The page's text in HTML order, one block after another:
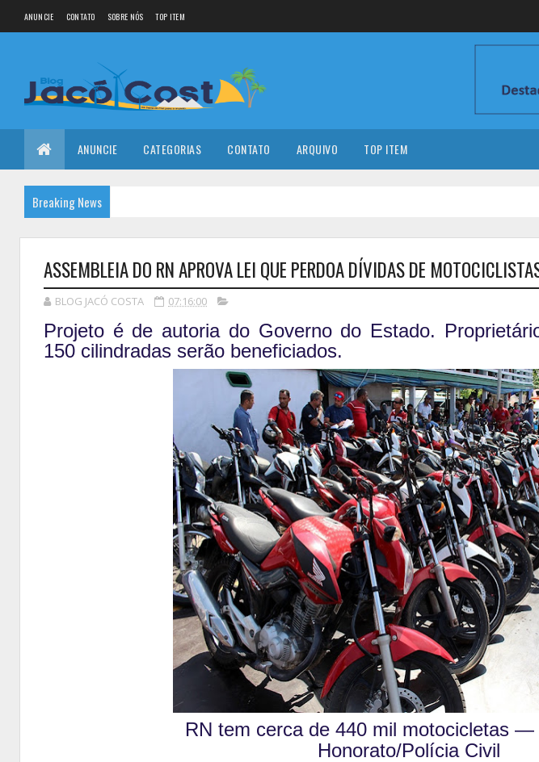
ANUNCIE CONTATO SOBRE NÓS TOP ITEM
ANUNCIE CATEGORIAS CONTATO ARQUIVO TOP ITEM
Breaking News
ASSEMBLEIA DO RN APROVA LEI QUE PERDOA DÍVIDAS DE
BLOG JACÓ COSTA 07:16:00
Projeto é de autoria do Governo do Estado.
150 cilindradas serão beneficiados.
RN tem cerca de 440 mil motocicletas
Honorato/Polícia Civil